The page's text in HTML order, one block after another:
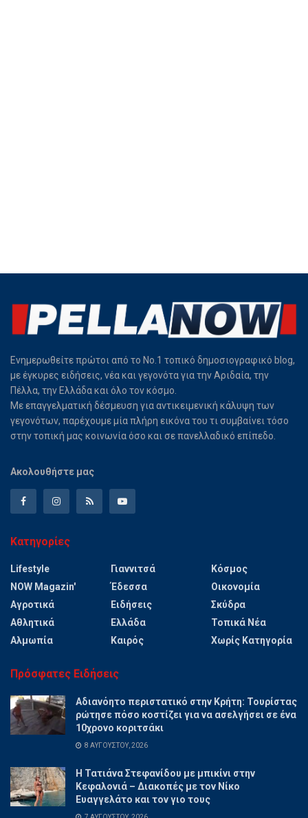
Ενημερωθείτε πρώτοι από το Νο.1 τοπικό δημοσιογραφικό blog,
με έγκυρες ειδήσεις, νέα και γεγονότα για την Αριδαία, την
Πέλλα, την Ελλάδα και όλο τον κόσμο.
Με επαγγελματική δέσμευση για αντικειμενική κάλυψη των
γεγονότων, παρέχουμε μία πλήρη εικόνα του τι συμβαίνει τόσο
στην τοπική μας κοινωνία όσο και σε πανελλαδικό επίπεδο.
Ακολουθήστε μας
Κατηγορίες
Lifestyle
NOW Magazin'
Αγροτικά
Αθλητικά
Αλμωπία
Γιαννιτσά
Έδεσσα
Ειδήσεις
Ελλάδα
Καιρός
Κόσμος
Οικονομία
Σκύδρα
Τοπικά Νέα
Χωρίς Κατηγορία
Πρόσφατες Ειδήσεις
Αδιανόητο περιστατικό στην Κρήτη: Τουρίστας
ρώτησε πόσο κοστίζει για να ασελγήσει σε ένα
10χρονο κοριτσάκι
8 ΑΥΓΟΎΣΤΟΥ, 2026
Η Τατιάνα Στεφανίδου με μπικίνι στην
Κεφαλονιά – Διακοπές με τον Νίκο
Ευαγγελάτο και τον γιο τους